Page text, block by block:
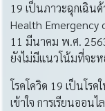
19 เป็นภาวะฉุกเฉิน
Health
11 มีนาคม พ.ศ.
ยังไม่มีแนวโน้มที่จะห
โรคโควิด 19 เป็นโร
เข้าใจ การเรียนออน